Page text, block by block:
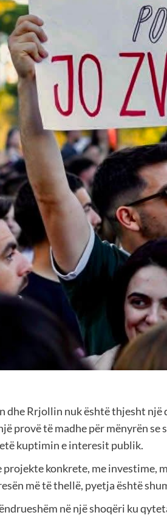
dhe Rrjollin nuk është thjesht një
provë të madhe për mënyrën
kuptimin e interesit publik.
konkrete, me investime,
më të thellë, pyetja është
në një shoqëri ku